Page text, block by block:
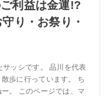
利益は金運!?
り・お祭り・
サッシです。 品川を代表
歩に行っています。 ち
。 このページでは、マ